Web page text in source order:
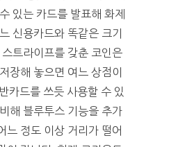
있는 카드를 발표해 화제
신용카드와 똑같은 크기
트라이프를 갖춘 코인은
장해 놓으면 여느 상점이
카드를 쓰듯 사용할 수 있
해 블루투스 기능을 추가
느 정도 이상 거리가 떨어